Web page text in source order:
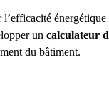
un calculateur
du bâtiment.